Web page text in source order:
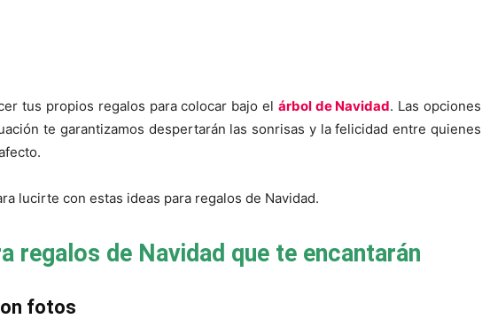
tus propios regalos para colocar bajo el árbol de Navidad. Las opciones
te garantizamos despertarán las sonrisas y la felicidad entre quienes
lucirte con estas ideas para regalos de Navidad.
regalos de Navidad que te encantarán
fotos